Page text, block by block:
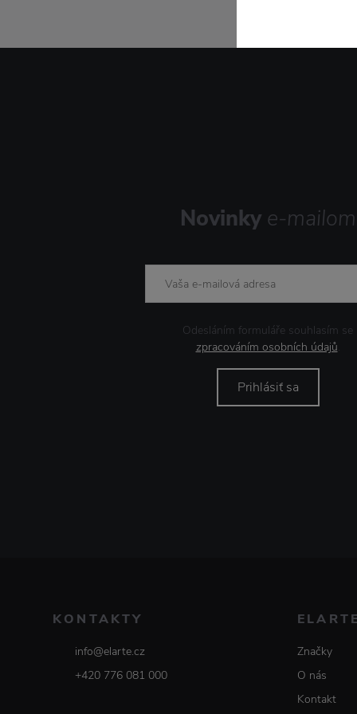
Novinky e-mailom
Odesláním formuláře souhlasím se
zpracováním osobních údajů.
Prihlásiť sa
KONTAKTY
info@elarte.cz
+420 776 081 000
Značky
O nás
Kontakt